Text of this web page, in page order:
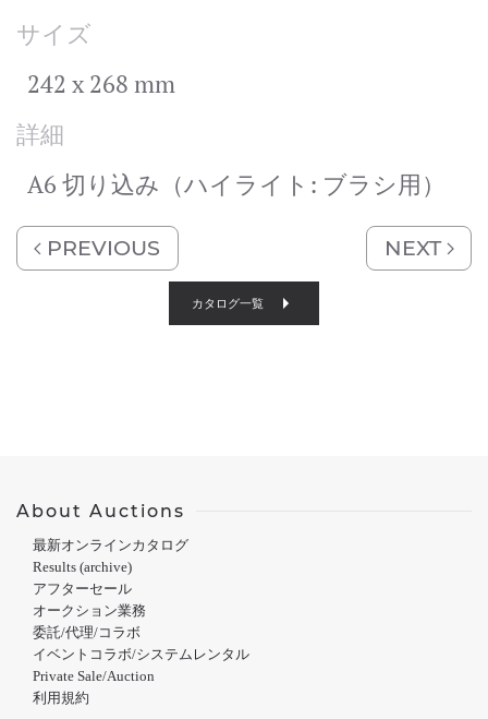
サイズ
242 x 268 mm
詳細
A6 切り込み（ハイライト: ブラシ用）
PREVIOUS NEXT
カタログ一覧
About Auctions
最新オンラインカタログ
Results (archive)
アフターセール
オークション業務
委託/代理/コラボ
イベントコラボ/システムレンタル
Private Sale/Auction
利用規約